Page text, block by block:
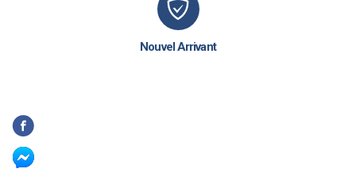
Nouvel Arrivant